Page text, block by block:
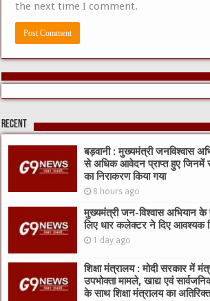
the next time I comment.
Recent
बड़वानी : मुख्यमंत्री जनविश्वास
से अधिक आवेदन प्राप्त हुए जिनमें
का निराकरण किया गया
8 hours ago
मुख्यमंत्री जन-विश्वास अभियान के
लिए धार कलेक्टर ने दिए आवश्यक
1 day ago
शिक्षा मंत्रालय : मोदी सरकार में
उपभोक्ता मामले, खाद्य एवं
के साथ शिक्षा मंत्रालय का